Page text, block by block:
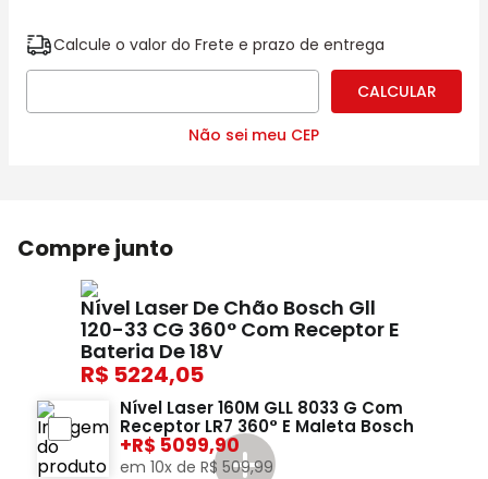
Calcule o valor do Frete e prazo de entrega
Não sei meu CEP
Compre junto
Nível Laser De Chão Bosch Gll
120-33 CG 360° Com Receptor E
Bateria De 18V
5224,05
Nível Laser 160M GLL 8033 G Com
Receptor LR7 360° E Maleta Bosch
+ 5099,90
em 10x de R$ 509,99